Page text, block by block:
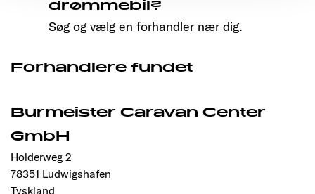
drømmebil?
Søg og vælg en forhandler nær dig.
Forhandlere fundet
Burmeister Caravan Center
GmbH
Holderweg 2
78351 Ludwigshafen
Tyskland